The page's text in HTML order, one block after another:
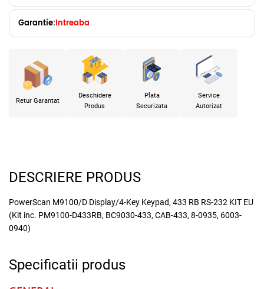
Garantie:Intreaba
Retur Garantat
Deschidere
Produs
Plata
Securizata
Service
Autorizat
DESCRIERE PRODUS
PowerScan M9100/D Display/4-Key Keypad, 433 RB RS-232 KIT EU
(Kit inc. PM9100-D433RB, BC9030-433, CAB-433, 8-0935, 6003-
0940)
Specificatii produs